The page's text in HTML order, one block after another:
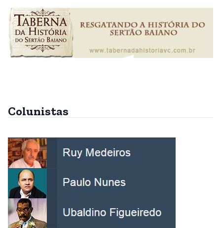
Colunistas